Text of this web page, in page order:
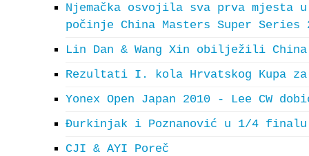
Njemačka osvojila sva prva
počinje China Masters Super Series
Lin Dan & Wang Xin obilježili China
Rezultati I. kola Hrvatskog Kupa
Yonex Open Japan 2010 - Lee CW
Đurkinjak i Poznanović u 1/4 finalu
CJI & AYI Poreč